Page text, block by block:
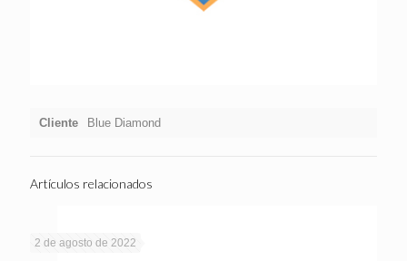
Cliente Blue Diamond
Artículos relacionados
2 de agosto de 2022